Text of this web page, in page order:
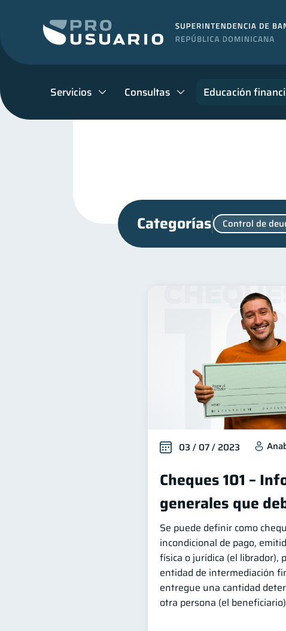
Servicios Consultas Educación
Categorías Control de
Organización Financiera 10
Superintendencia de Bancos 4
Finanzas Personales 1
Información financiera
información financiera 1
03 / 07 / 2023
Cheques 101 –
generales que
Se puede definir como
incondicional de pago,
física o jurídica (el librador),
entidad de intermediación
entregue una cantidad
otra persona (el